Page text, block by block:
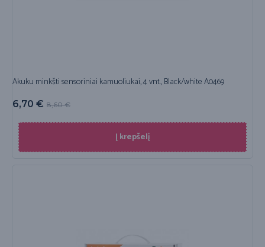
Akuku minkšti sensoriniai kamuoliukai, 4 vnt., Black/white A0469
8,60€
6,70 €
Į krepšelį